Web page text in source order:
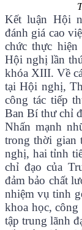
Kết luận Hội
đánh giá cao
chức thực
Hội nghị lần
khóa XIII. Về
tại Hội nghị,
công tác tiếp
Ban Bí thư chỉ
Nhấn mạnh
trong thời gian
nghị, hai tỉnh
chỉ đạo của
đảm bảo chất
nhiệm vụ tinh
khoa học,
tập trung lãnh